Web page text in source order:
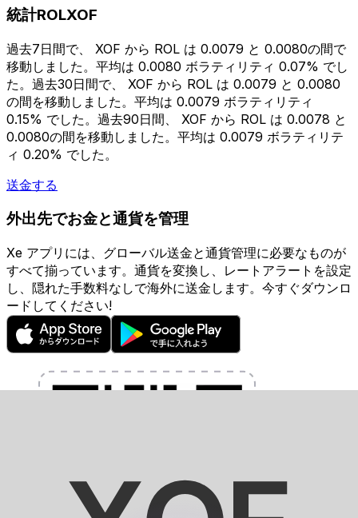
統計ROLXOF
過去7日間で、 XOF から ROL は 0.0079 と 0.0080の間で
移動しました。平均は 0.0080 ボラティリティ 0.07% でし
た。過去30日間で、 XOF から ROL は 0.0079 と 0.0080
の間を移動しました。平均は 0.0079 ボラティリティ
0.15% でした。過去90日間、 XOF から ROL は 0.0078 と
0.0080の間を移動しました。平均は 0.0079 ボラティリテ
ィ 0.20% でした。
送金する
外出先でお金と通貨を管理
Xe アプリには、グローバル送金と通貨管理に必要なものが
すべて揃っています。通貨を変換し、レートアラートを設定
し、隠れた手数料なしで海外に送金します。今すぐダウンロ
ードしてください!